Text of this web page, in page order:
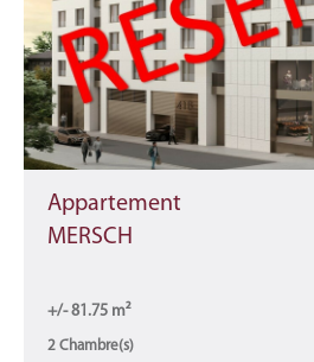
Appartement
MERSCH
+/- 81.75 m²
2 Chambre(s)